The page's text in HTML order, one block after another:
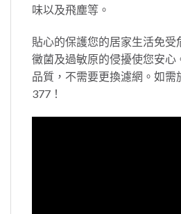
味以及飛塵等。
貼心的保護您的居家生活免受
黴菌及過敏原的侵擾使您安心
品質，不需要更換濾網。如
377！